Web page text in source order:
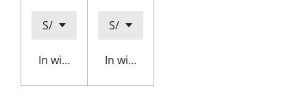
In winkelwagenIn winkelwagen